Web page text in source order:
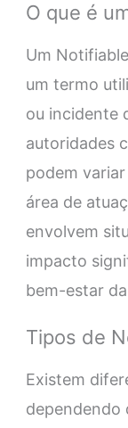
O que é
Um
um termo
ou incidente
autoridades
podem
área de
envolvem
impacto
bem-estar
Tipos de
Existem
dependendo